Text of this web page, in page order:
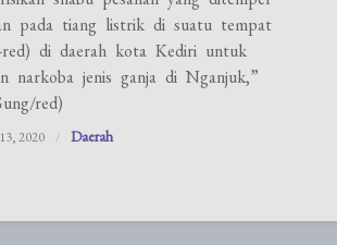
pada tiang listrik di suatu tempat
red) di daerah kota Kediri untuk
narkoba jenis ganja di Nganjuk,”
red)
2020 Daerah